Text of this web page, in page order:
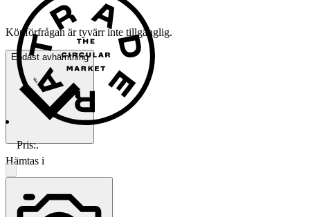
Köpförfrågan är tyvärr inte tillgänglig.
Endast avhämtning
Hämtas i
BetalningVia Tradera
Pris:.